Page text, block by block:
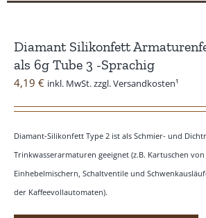
Diamant Silikonfett
als 6g Tube 3 -Sprachig
4,19 € inkl. MwSt. zzgl. Versandkosten¹
Diamant-Silikonfett Type 2 ist als Schmier- und
Trinkwasserarmaturen geeignet (z.B. Kartuschen von
Einhebelmischern, Schaltventile und
der Kaffeevollautomaten).